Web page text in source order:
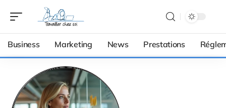
Business Marketing News Prestations